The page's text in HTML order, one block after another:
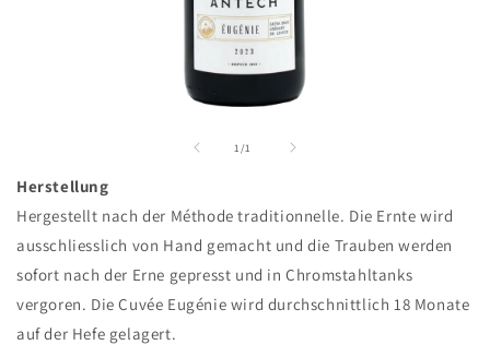
öffnen
1 /
von1
Herstellung
Hergestellt nach der Méthode traditionnelle. Die Ernte wird
ausschliesslich von Hand gemacht und die Trauben werden
sofort nach der Erne gepresst und in Chromstahltanks
vergoren. Die Cuvée Eugénie wird durchschnittlich 18 Monate
auf der Hefe gelagert.